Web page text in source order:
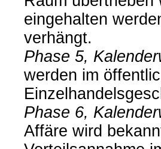
eingehalten
verhängt.
Phase 5,
werden im
Phase 6,
Affäre wird